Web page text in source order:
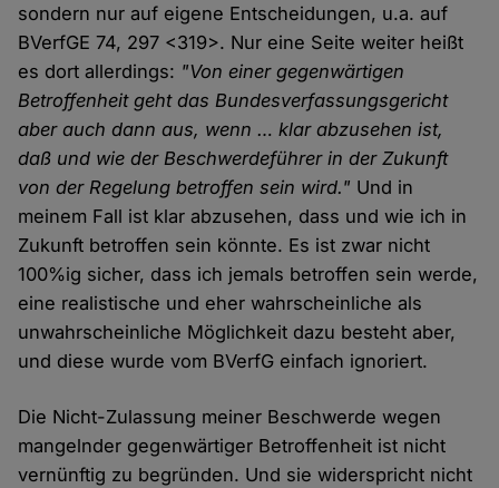
sondern nur auf eigene Entscheidungen, u.a. auf
BVerfGE 74, 297 <319>. Nur eine Seite weiter heißt
es dort allerdings: "Von einer gegenwärtigen
Betroffenheit geht das Bundesverfassungsgericht
aber auch dann aus, wenn … klar abzusehen ist,
daß und wie der Beschwerdeführer in der Zukunft
von der Regelung betroffen sein wird." Und in
meinem Fall ist klar abzusehen, dass und wie ich in
Zukunft betroffen sein könnte. Es ist zwar nicht
100%ig sicher, dass ich jemals betroffen sein werde,
eine realistische und eher wahrscheinliche als
unwahrscheinliche Möglichkeit dazu besteht aber,
und diese wurde vom BVerfG einfach ignoriert.
Die Nicht-Zulassung meiner Beschwerde wegen
mangelnder gegenwärtiger Betroffenheit ist nicht
vernünftig zu begründen. Und sie widerspricht nicht